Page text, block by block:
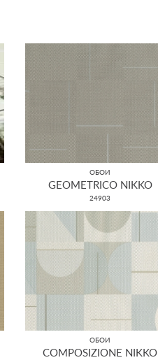
ОБОИ
GEOMETRICO NIKKO
24903
ОБОИ
COMPOSIZIONE NIKKO